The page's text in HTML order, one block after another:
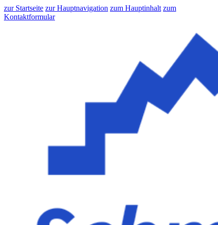
zur Startseite zur Hauptnavigation zum Hauptinhalt zum
Kontaktformular